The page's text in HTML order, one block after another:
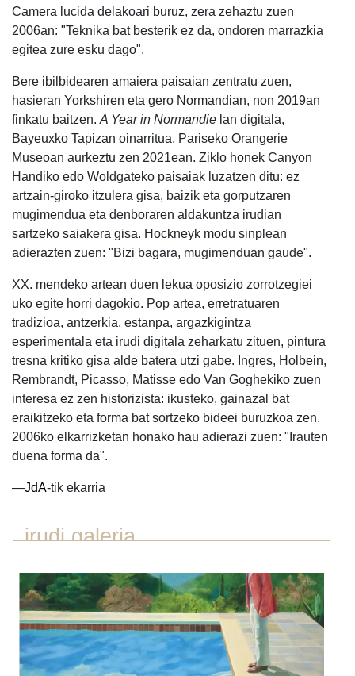
Camera lucida delakoari buruz, zera zehaztu zuen
2006an: "Teknika bat besterik ez da, ondoren marrazkia
egitea zure esku dago".
Bere ibilbidearen amaiera paisaian zentratu zuen,
hasieran Yorkshiren eta gero Normandian, non 2019an
finkatu baitzen. A Year in Normandie lan digitala,
Bayeuxko Tapizan oinarritua, Pariseko Orangerie
Museoan aurkeztu zen 2021ean. Ziklo honek Canyon
Handiko edo Woldgateko paisaiak luzatzen ditu: ez
artzain-giroko itzulera gisa, baizik eta gorputzaren
mugimendua eta denboraren aldakuntza irudian
sartzeko saiakera gisa. Hockneyk modu sinplean
adierazten zuen: "Bizi bagara, mugimenduan gaude".
XX. mendeko artean duen lekua oposizio zorrotzegiei
uko egite horri dagokio. Pop artea, erretratuaren
tradizioa, antzerkia, estanpa, argazkigintza
esperimentala eta irudi digitala zeharkatu zituen, pintura
tresna kritiko gisa alde batera utzi gabe. Ingres, Holbein,
Rembrandt, Picasso, Matisse edo Van Goghekiko zuen
interesa ez zen historizista: ikusteko, gainazal bat
eraikitzeko eta forma bat sortzeko bideei buruzkoa zen.
2006ko elkarrizketan honako hau adierazi zuen: "Irauten
duena forma da".
—JdA-tik ekarria
irudi galeria